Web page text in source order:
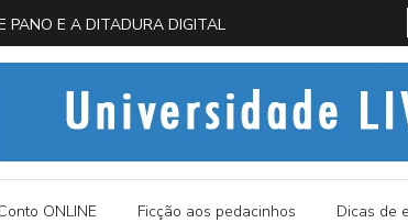
BORBOLETA AZUL
ONLINE Ficção aos pedacinhos Dicas de